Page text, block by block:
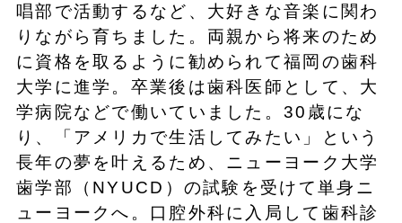
唱部で活動するなど、大好きな音楽に関わ
りながら育ちました。両親から将来のため
に資格を取るように勧められて福岡の歯科
大学に進学。卒業後は歯科医師として、大
学病院などで働いていました。30歳にな
り、「アメリカで生活してみたい」という
長年の夢を叶えるため、ニューヨーク大学
歯学部（NYUCD）の試験を受けて単身ニ
ューヨークへ。口腔外科に入局して歯科診